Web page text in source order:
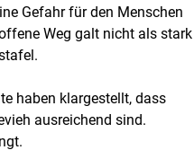
Gefahr für den Menschen
Weg galt nicht als stark
haben klargestellt, dass
ausreichend sind.